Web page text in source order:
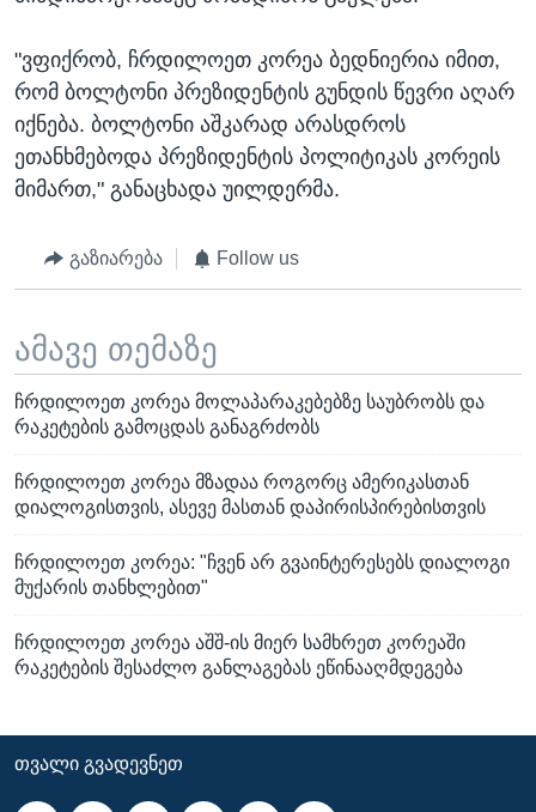
"ვფიქრობ, ჩრდილოეთ კორეა ბედნიერია იმით,
რომ ბოლტონი პრეზიდენტის გუნდის წევრი აღარ
იქნება. ბოლტონი აშკარად არასდროს
ეთანხმებოდა პრეზიდენტის პოლიტიკას კორეის
მიმართ," განაცხადა უილდერმა.
გაზიარება Follow us
ამავე თემაზე
ჩრდილოეთ კორეა მოლაპარაკებებზე საუბრობს და
რაკეტების გამოცდას განაგრძობს
ჩრდილოეთ კორეა მზადაა როგორც ამერიკასთან
დიალოგისთვის, ასევე მასთან დაპირისპირებისთვის
ჩრდილოეთ კორეა: "ჩვენ არ გვაინტერესებს დიალოგი
მუქარის თანხლებით"
ჩრდილოეთ კორეა აშშ-ის მიერ სამხრეთ კორეაში
რაკეტების შესაძლო განლაგებას ეწინააღმდეგება
ᲗᲕᲐᲚᲘ ᲒᲕᲐᲓᲔᲕᲜᲔᲗ